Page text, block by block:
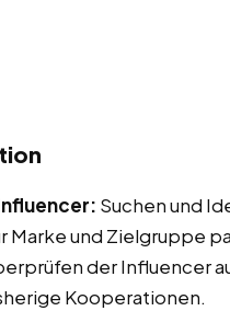
Suchen und
Marke und Zielgruppe
der Influencer
Kooperationen.